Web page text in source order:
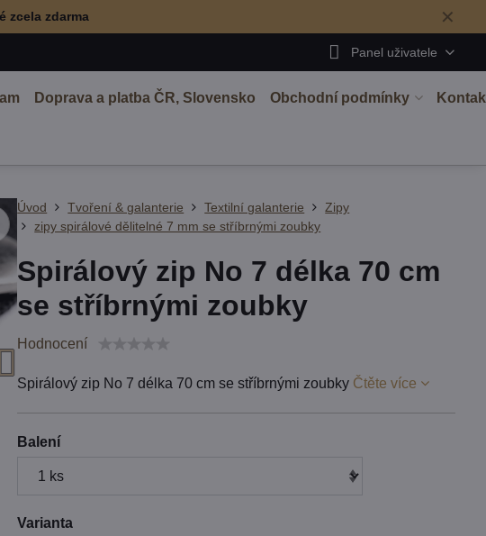
✕
zcela zdarma
Panel uživatele
Doprava a platba ČR, Slovensko Obchodní podmínky
Úvod Tvoření & galanterie Textilní galanterie
Zipy
zipy spirálové dělitelné 7 mm se stříbrnými zoubky
Spirálový zip No 7 délka 70 cm
se stříbrnými zoubky
Hodnocení
Spirálový zip No 7 délka 70 cm se stříbrnými zoubky Čtěte více
Balení
Varianta